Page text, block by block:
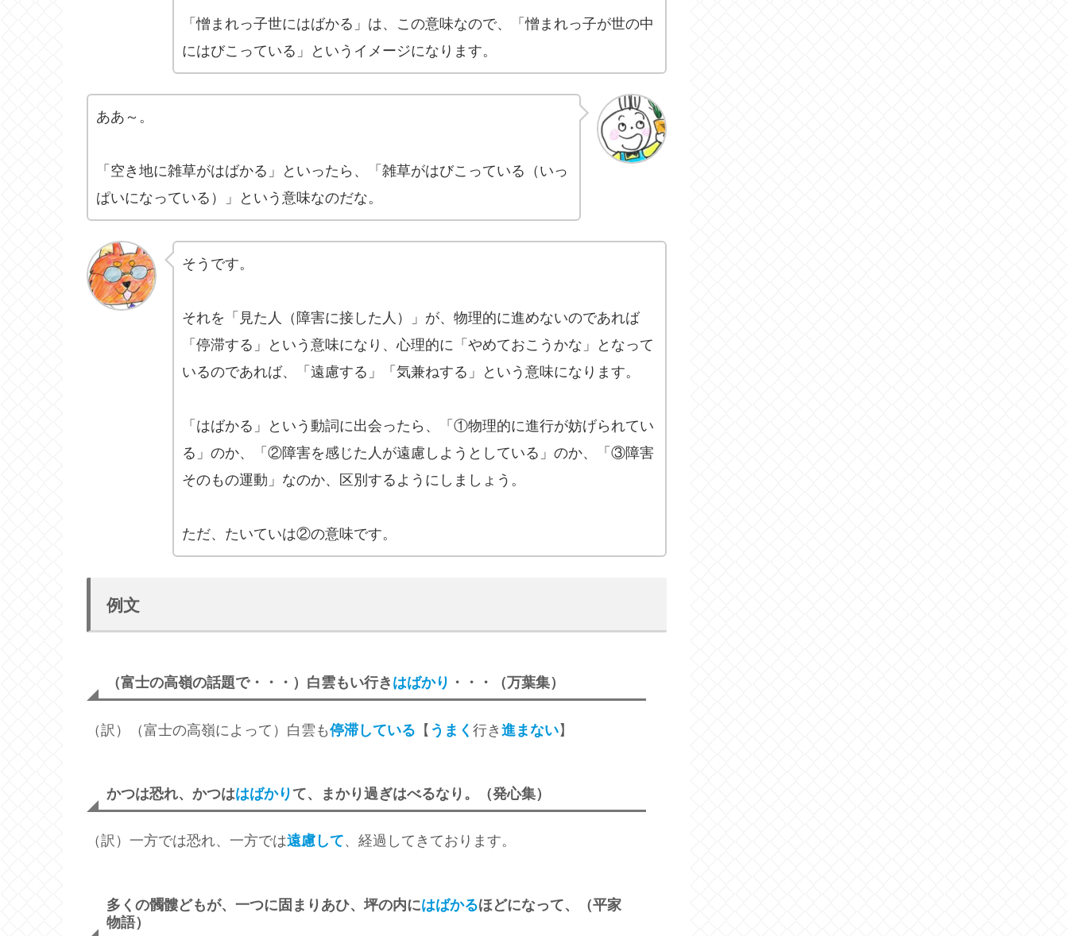
「憎まれっ子世にはばかる」は、この意味なので、「憎まれっ子が世の中
にはびこっている」というイメージになります。
ああ～。
「空き地に雑草がはばかる」といったら、「雑草がはびこっている（いっ
ぱいになっている）」という意味なのだな。
そうです。
それを「見た人（障害に接した人）」が、物理的に進めないのであれば
「停滞する」という意味になり、心理的に「やめておこうかな」となって
いるのであれば、「遠慮する」「気兼ねする」という意味になります。
「はばかる」という動詞に出会ったら、「①物理的に進行が妨げられてい
る」のか、「②障害を感じた人が遠慮しようとしている」のか、「③障害
そのもの運動」なのか、区別するようにしましょう。
ただ、たいていは②の意味です。
例文
（富士の高嶺の話題で・・・）白雲もい行き はばかり ・・・（万葉集）
（訳）（富士の高嶺によって）白雲も停滞している 【 うまく 行き 進まない】
かつは恐れ、かつははばかり て、まかり過ぎはべるなり。（発心集）
（訳）一方では恐れ、一方では遠慮して、経過してきております。
多くの髑髏どもが、一つに固まりあひ、坪の内にはばかるほどになって、（平家
物語）